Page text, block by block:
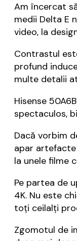
Am încercat
medii Delta E
video, la
Contrastul
profund
multe detalii
Hisense
spectaculos,
Dacă vorbim
apar
la unele filme
Pe partea de
4K. Nu este
toți ceilalți
Zgomotul de